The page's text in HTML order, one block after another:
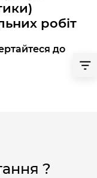
робіт
до
?